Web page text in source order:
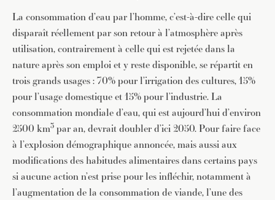
La consommation d’eau par l’homme, c’est-à-dire celle qui
disparaît réellement par son retour à l’atmosphère après
utilisation, contrairement à celle qui est rejetée dans la
nature après son emploi et y reste disponible, se répartit en
trois grands usages : 70% pour l’irrigation des cultures, 15%
pour l’usage domestique et 15% pour l’industrie. La
consommation mondiale d’eau, qui est aujourd’hui d’environ
2500 km3 par an, devrait doubler d’ici 2050. Pour faire face
à l’explosion démographique annoncée, mais aussi aux
modifications des habitudes alimentaires dans certains pays
si aucune action n’est prise pour les infléchir, notamment à
l’augmentation de la consommation de viande, l’une des